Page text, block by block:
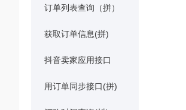
订单列表查询（拼）
获取订单信息(拼)
抖音卖家应用接口
用订单同步接口(拼)